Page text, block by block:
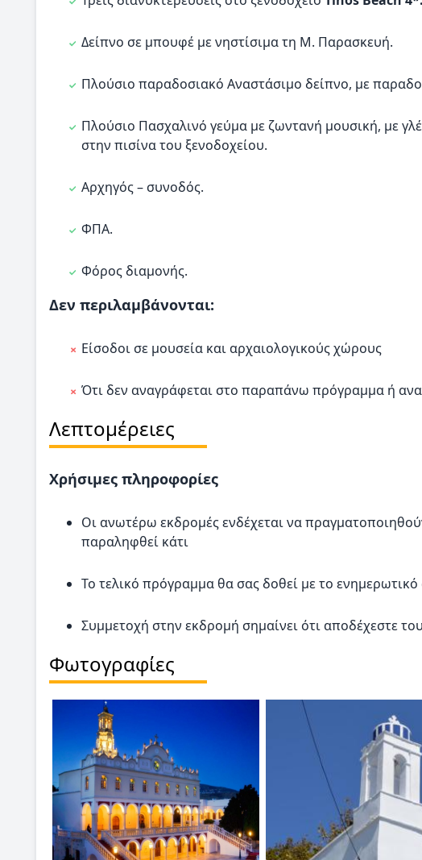
Δείπνο σε μπουφέ με νηστίσιμα τη Μ. Παρασκευή.
Πλούσιο παραδοσιακό Αναστάσιμο δείπνο, με
Πλούσιο Πασχαλινό γεύμα με ζωντανή μουσική, με
στην πισίνα του ξενοδοχείου.
Αρχηγός – συνοδός.
ΦΠΑ.
Φόρος διαμονής.
Δεν περιλαμβάνονται:
Είσοδοι σε μουσεία και αρχαιολογικούς χώρους
Ότι δεν αναγράφεται στο παραπάνω πρόγραμμα ή
Λεπτομέρειες
Χρήσιμες πληροφορίες
Οι ανωτέρω εκδρομές ενδέχεται να
παραληφθεί κάτι
Το τελικό πρόγραμμα θα σας δοθεί με το ενημερωτικό
Συμμετοχή στην εκδρομή σημαίνει ότι αποδέχεστε
Φωτογραφίες